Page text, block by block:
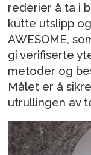
rederier å ta i
kutte utslipp
AWESOME,
gi verifiserte
metoder og
Målet er å
utrullingen av